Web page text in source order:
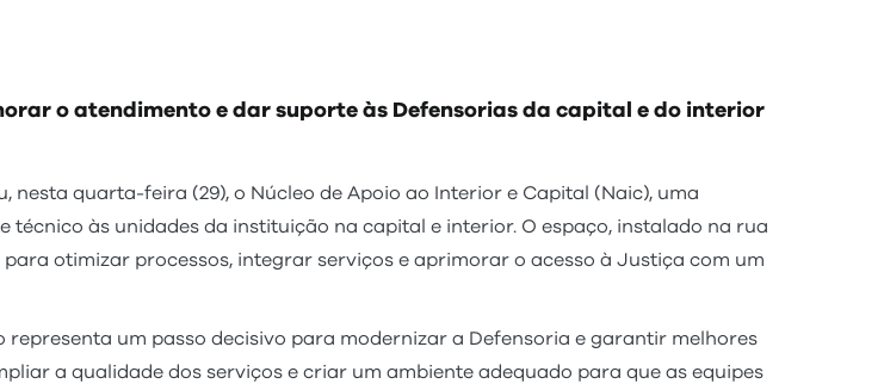
o atendimento e dar suporte às Defensorias da capital e do interior
nesta quarta-feira (29), o Núcleo de Apoio ao Interior e Capital (Naic), uma
às unidades da instituição na capital e interior. O espaço, instalado na rua
para otimizar processos, integrar serviços e aprimorar o acesso à Justiça com um
representa um passo decisivo para modernizar a Defensoria e garantir melhores
a qualidade dos serviços e criar um ambiente adequado para que as equipes